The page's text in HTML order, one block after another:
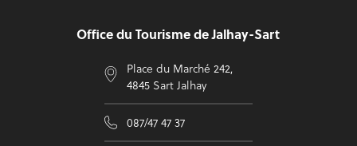
Office du Tourisme de Jalhay-Sart
Place du Marché 242,
4845 Sart Jalhay
087/47 47 37